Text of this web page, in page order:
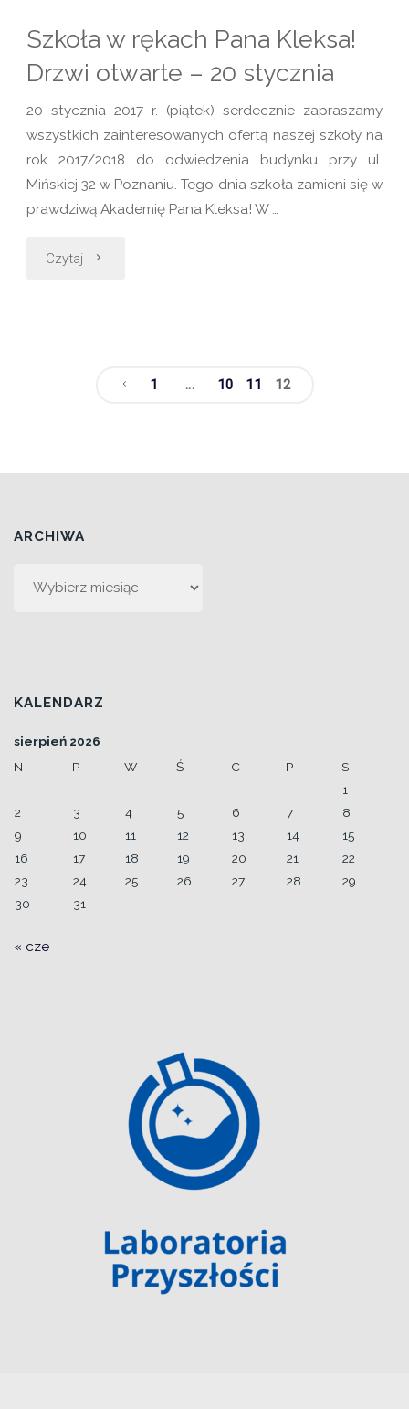
Szkoła w rękach Pana Kleksa!
Drzwi otwarte – 20 stycznia
20 stycznia 2017 r. (piątek) serdecznie zapraszamy
wszystkich zainteresowanych ofertą naszej szkoły na
rok 2017/2018 do odwiedzenia budynku przy ul.
Mińskiej 32 w Poznaniu. Tego dnia szkoła zamieni się w
prawdziwą Akademię Pana Kleksa! W …
Czytaj "Szkoła
20
wpisów
1 … 10 11 12
ARCHIWA
KALENDARZ
sierpień 2026
N
P W Ś C P
S
1
2
3 4 5 6 7
8
9
10 11 12 13 14
15
16
17 18 19 20 21
22
23
24 25 26 27 28
29
30
31
« cze